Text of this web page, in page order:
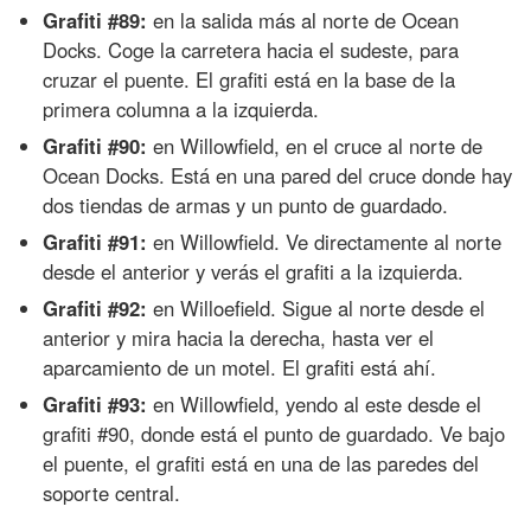
Grafiti #89: en la salida más al norte de Ocean
Docks. Coge la carretera hacia el sudeste, para
cruzar el puente. El grafiti está en la base de la
primera columna a la izquierda.
Grafiti #90: en Willowfield, en el cruce al norte de
Ocean Docks. Está en una pared del cruce donde hay
dos tiendas de armas y un punto de guardado.
Grafiti #91: en Willowfield. Ve directamente al norte
desde el anterior y verás el grafiti a la izquierda.
Grafiti #92: en Willoefield. Sigue al norte desde el
anterior y mira hacia la derecha, hasta ver el
aparcamiento de un motel. El grafiti está ahí.
Grafiti #93: en Willowfield, yendo al este desde el
grafiti #90, donde está el punto de guardado. Ve bajo
el puente, el grafiti está en una de las paredes del
soporte central.